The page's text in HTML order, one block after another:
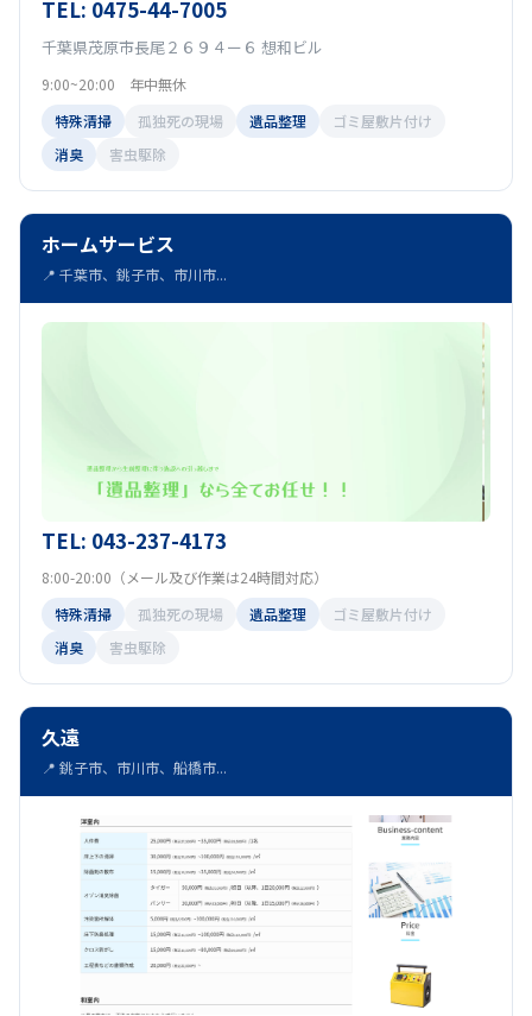
TEL: 0475-44-7005
千葉県茂原市長尾２６９４ー６ 想和ビル
9:00~20:00 年中無休
特殊清掃
孤独死の現場 遺品整理
ゴミ屋敷片付け
消臭
害虫駆除
ホームサービス
📍 千葉市、銚子市、市川市...
TEL: 043-237-4173
8:00-20:00（メール及び作業は24時間対応）
特殊清掃
孤独死の現場 遺品整理
ゴミ屋敷片付け
消臭
害虫駆除
久遠
📍 銚子市、市川市、船橋市...